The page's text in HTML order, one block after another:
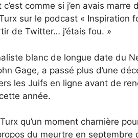
comme si j’en avais
sur le podcast « Inspiration
de Twitter… j’étais fou. »
blanc de longue date du
Gage, a passé plus d’une
les Juifs en ligne avant de
année.
qu’un moment charnière
du meurtre en septembre